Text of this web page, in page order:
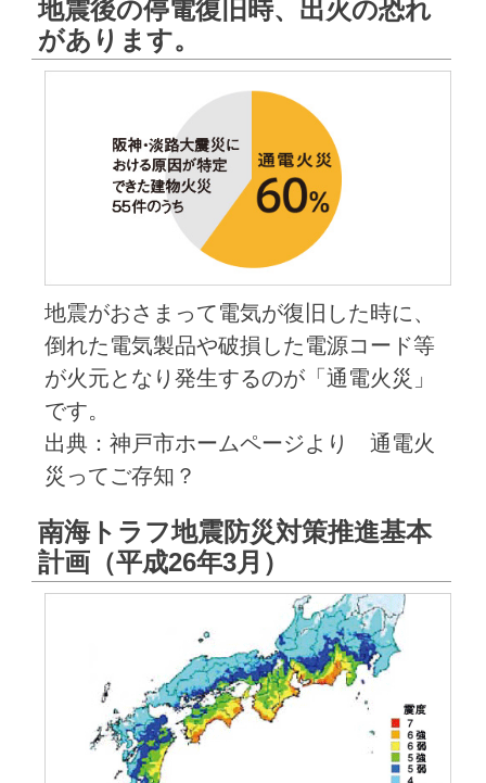
地震後の停電復旧時、出火の恐れ
があります。
地震がおさまって電気が復旧した時に、
倒れた電気製品や破損した電源コード等
が火元となり発生するのが「通電火災」
です。
出典：神戸市ホームページより 通電火
災ってご存知？
南海トラフ地震防災対策推進基本
計画（平成26年3月）